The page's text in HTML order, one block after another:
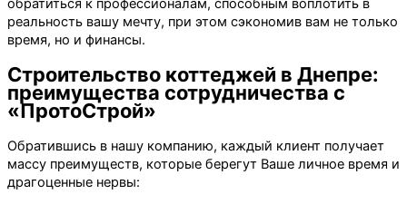
обратиться к профессионалам, способным воплотить в
реальность вашу мечту, при этом сэкономив вам не только
время, но и финансы.
Строительство коттеджей в Днепре:
преимущества сотрудничества с
«ПротоСтрой»
Обратившись в нашу компанию, каждый клиент получает
массу преимуществ, которые берегут Ваше личное время и
драгоценные нервы: